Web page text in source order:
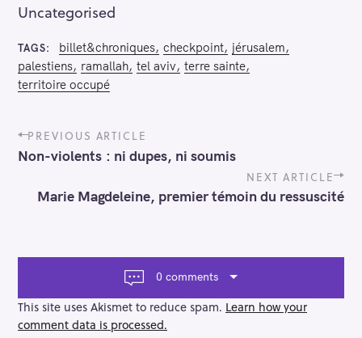
Uncategorised
TAGS billet&chroniques checkpoint
jérusalem
palestiens ramallah tel aviv terre sainte
territoire occupé
P
o
s
g
t
i
o
PREVIOUS ARTICLE
Non-violents : ni dupes, ni soumis
NEXT ARTICLE
Marie Magdeleine, premier témoin du ressuscité
0 comments
This site uses Akismet to reduce spam. Learn how your
comment data is processed.
r
h
f
: